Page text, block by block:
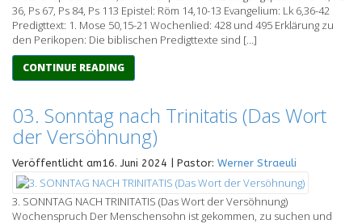
36, Ps 67, Ps 84, Ps 113 Epistel: Röm 14,10-13 Evangelium: Lk 6,36-42
Predigttext: 1. Mose 50,15-21 Wochenlied: 428 und 495 Erklärung zu
den Perikopen: Die biblischen Predigttexte sind […]
CONTINUE READING
03. Sonntag nach Trinitatis (Das Wort
der Versöhnung)
Veröffentlicht am16. Juni 2024 | Pastor: Werner Straeuli
3. SONNTAG NACH TRINITATIS (Das Wort der Versöhnung)
Wochenspruch Der Menschensohn ist gekommen, zu suchen und